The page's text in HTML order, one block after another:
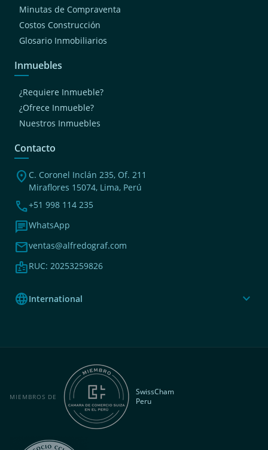
Minutas de Compraventa
Costos Construcción
Glosario Inmobiliarios
Inmuebles
¿Requiere Inmueble?
¿Ofrece Inmueble?
Nuestros Inmuebles
Contacto
location_on C. Coronel Inclán 235, Of. 211
Miraflores 15074, Lima, Perú
phone+51 998 114 235
chatWhatsApp
mailventas@alfredograf.com
badgeRUC: 20253259826
languageInternational expand_more
MIEMBROS DE
SwissCham
Peru